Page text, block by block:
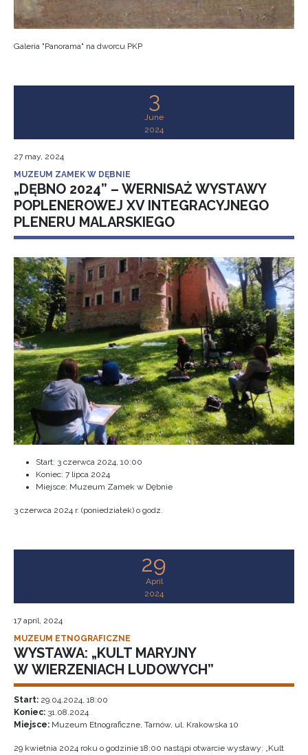
Galeria "Panorama" na dworcu PKP
3
June
2024
27 may, 2024
MUZEUM ZAMEK W DĘBNIE
„DĘBNO 2024” – WERNISAŻ WYSTAWY
POPLENEROWEJ XV INTEGRACYJNEGO
PLENERU MALARSKIEGO
Start: 3 czerwca 2024, 10:00
Koniec: 7 lipca 2024
Miejsce: Muzeum Zamek w Dębnie
3 czerwca 2024 r. (poniedziałek) o godz.
29
April
2024
17 april, 2024
MUZEUM ETNOGRAFICZNE
WYSTAWA: „KULT MARYJNY
W WIERZENIACH LUDOWYCH”
Start: 29.04.2024, 18:00
Koniec: 31.08.2024
Miejsce: Muzeum Etnograficzne, Tarnów, ul. Krakowska 10
29 kwietnia 2024 roku o godzinie 18:00 nastąpi otwarcie wystawy: „Kult